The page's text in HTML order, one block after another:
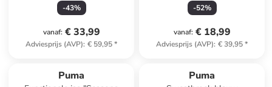
-43%
vanaf: € 33,99
Adviesprijs (AVP): € 59,95*
-52%
vanaf: € 18,99
Adviesprijs (AVP): € 39,95*
Puma Puma